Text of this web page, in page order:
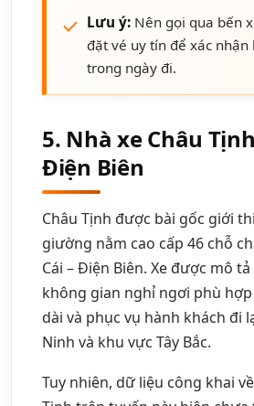
Lưu ý: Nên gọi qua bến
đặt vé uy tín để xác nhận
trong ngày đi.
5. Nhà xe Châu
Điện Biên
Châu Tịnh được bài gốc giới
giường nằm cao cấp 46 chỗ
Cái – Điện Biên. Xe được mô
không gian nghỉ ngơi phù
dài và phục vụ hành khách đi
Ninh và khu vực Tây Bắc.
Tuy nhiên, dữ liệu công khai